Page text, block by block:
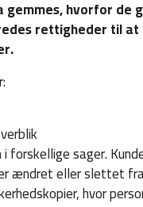
hvorfor de
rettigheder til
sager.
ændret eller slettet
hvor